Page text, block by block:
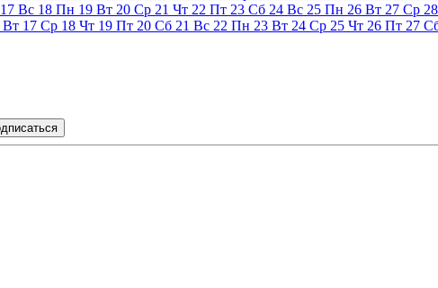
17 Вс 18 Пн 19 Вт 20 Ср 21 Чт 22 Пт 23 Сб 24 Вс 25 Пн 26 Вт 27 Ср 28
Вт 17 Ср 18 Чт 19 Пт 20 Сб 21 Вс 22 Пн 23 Вт 24 Ср 25 Чт 26 Пт 27